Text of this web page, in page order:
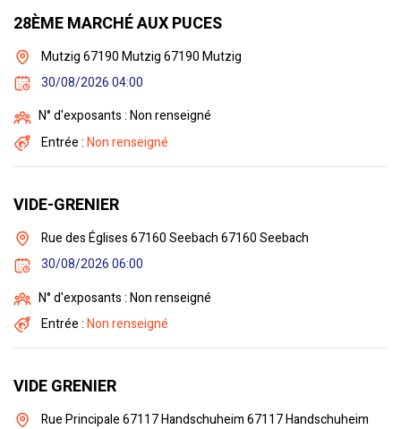
28ÈME MARCHÉ AUX PUCES
Mutzig 67190 Mutzig 67190 Mutzig
30/08/2026 04:00
N° d'exposants : Non renseigné
Entrée :Non renseigné
VIDE-GRENIER
Rue des Églises 67160 Seebach 67160 Seebach
30/08/2026 06:00
N° d'exposants : Non renseigné
Entrée :Non renseigné
VIDE GRENIER
Rue Principale 67117 Handschuheim 67117 Handschuheim